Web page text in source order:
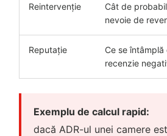
Reintervenție
Cât de
nevoie de
Reputație
Ce se
recenzie
Exemplu de calcul rapid:
dacă ADR-ul unei camere